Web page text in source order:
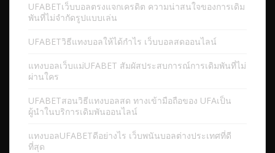
UFABETเว็บบอลตรงแจกเครดิต ความน่าสนใจของการเดิม
พันที่ไม่จำกัดรูปแบบเล่น
UFABETวิธีแทงบอลให้ได้กำไร เว็บบอลสดออนไลน์
แทงบอลเว็บแม่UFABET สัมผัสประสบการณ์การเดิมพันที่ไม่
ผ่านใคร
UFABETสอนวิธีแทงบอลสด ทางเข้ามือถือของ UFAเป็น
ผู้นำในบริการเดิมพันออนไลน์
แทงบอลUFABETดีอย่างไร เว็บพนันบอลต่างประเทศที่ดี
ที่สุด